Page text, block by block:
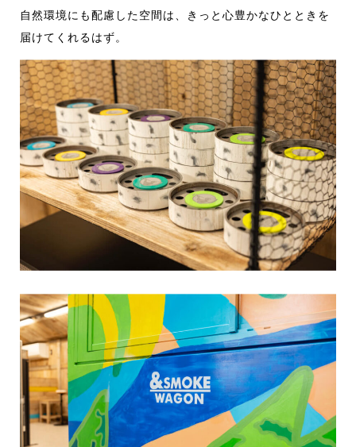
自然環境にも配慮した空間は、きっと心豊かなひとときを
届けてくれるはず。